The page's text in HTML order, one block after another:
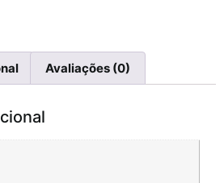
Avaliações (0)